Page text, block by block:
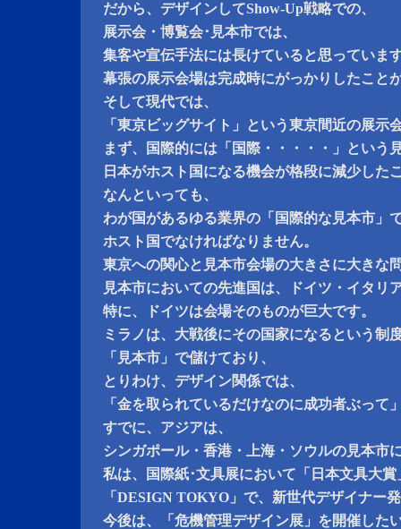
だから、デザインしてShow-Up戦略での、
展示会・博覧会･見本市では、
集客や宣伝手法には長けていると思っていま
幕張の展示会場は完成時にがっかりしたこと
そして現代では、
「東京ビッグサイト」という東京間近の展示
まず、国際的には「国際・・・・・」という
日本がホスト国になる機会が格段に減少した
なんといっても、
わが国があるゆる業界の「国際的な見本市」
ホスト国でなければなりません。
東京への関心と見本市会場の大きさに大きな
見本市においての先進国は、ドイツ・イタリ
特に、ドイツは会場そのものが巨大です。
ミラノは、大戦後にその国家になるという制
「見本市」で儲けており、
とりわけ、デザイン関係では、
「金を取られているだけなのに成功者ぶって
すでに、アジアは、
シンガポール・香港・上海・ソウルの見本市
私は、国際紙･文具展において「日本文具大賞
「DESIGN TOKYO」で、新世代デザイナー
今後は、「危機管理デザイン展」を開催した